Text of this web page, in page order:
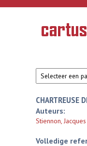
Overslaan en naar de inhoud
Geschiedenis
van de
CHARTREUSE
Auteurs:
Stiennon, Jacques
Volledige